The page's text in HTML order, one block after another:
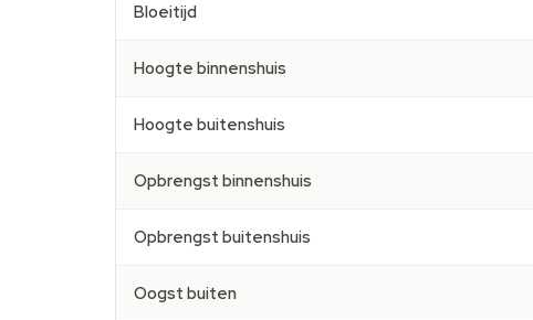
Bloeitijd
Hoogte binnenshuis
Hoogte buitenshuis
Opbrengst binnenshuis
Opbrengst buitenshuis
Oogst buiten